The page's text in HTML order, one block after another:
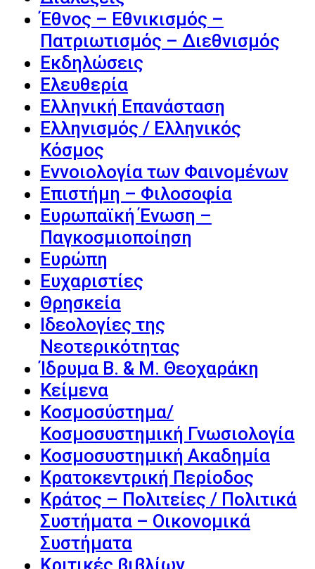
Έθνος – Εθνικισμός –
Πατριωτισμός – Διεθνισμός
Εκδηλώσεις
Ελευθερία
Ελληνική Επανάσταση
Ελληνισμός / Ελληνικός
Κόσμος
Εννοιολογία των Φαινομένων
Επιστήμη – Φιλοσοφία
Ευρωπαϊκή Ένωση –
Παγκοσμιοποίηση
Ευρώπη
Ευχαριστίες
Θρησκεία
Ιδεολογίες της
Νεοτερικότητας
Ίδρυμα Β. & Μ. Θεοχαράκη
Κείμενα
Κοσμοσύστημα/
Κοσμοσυστημική Γνωσιολογία
Κοσμοσυστημική Ακαδημία
Κρατοκεντρική Περίοδος
Κράτος – Πολιτείες / Πολιτικά
Συστήματα – Οικονομικά
Συστήματα